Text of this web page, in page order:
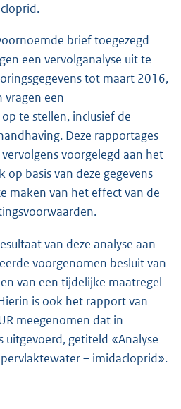
brief toegezegd
een vervolganalyse uit te
tot maart 2016,
vragen een
te stellen, inclusief de
Deze rapportages
voorgelegd aan het
op basis van deze gegevens
maken van het effect van de
van deze analyse aan
voorgenomen besluit van
van een tijdelijke maatregel
is ook het rapport van
meegenomen dat in
uitgevoerd, getiteld «Analyse
– imidacloprid».